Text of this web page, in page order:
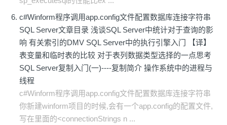
c#Winform程序调用app.config文件配置数据库连接字符串
SQL Server文章目录 浅谈SQL Server中统计对于查询的影
响 有关索引的DMV SQL Server中的执行引擎入门 【译】
表变量和临时表的比较 对于表列数据类型选择的一点思考
SQL Server复制入门(一)----复制简介 操作系统中的进程与
线程
c#Winform程序调用app.config文件配置数据库连接字符串
你新建winform项目的时候,会有一个app.config的配置文件,
写在里面的<connectionStrings n ...